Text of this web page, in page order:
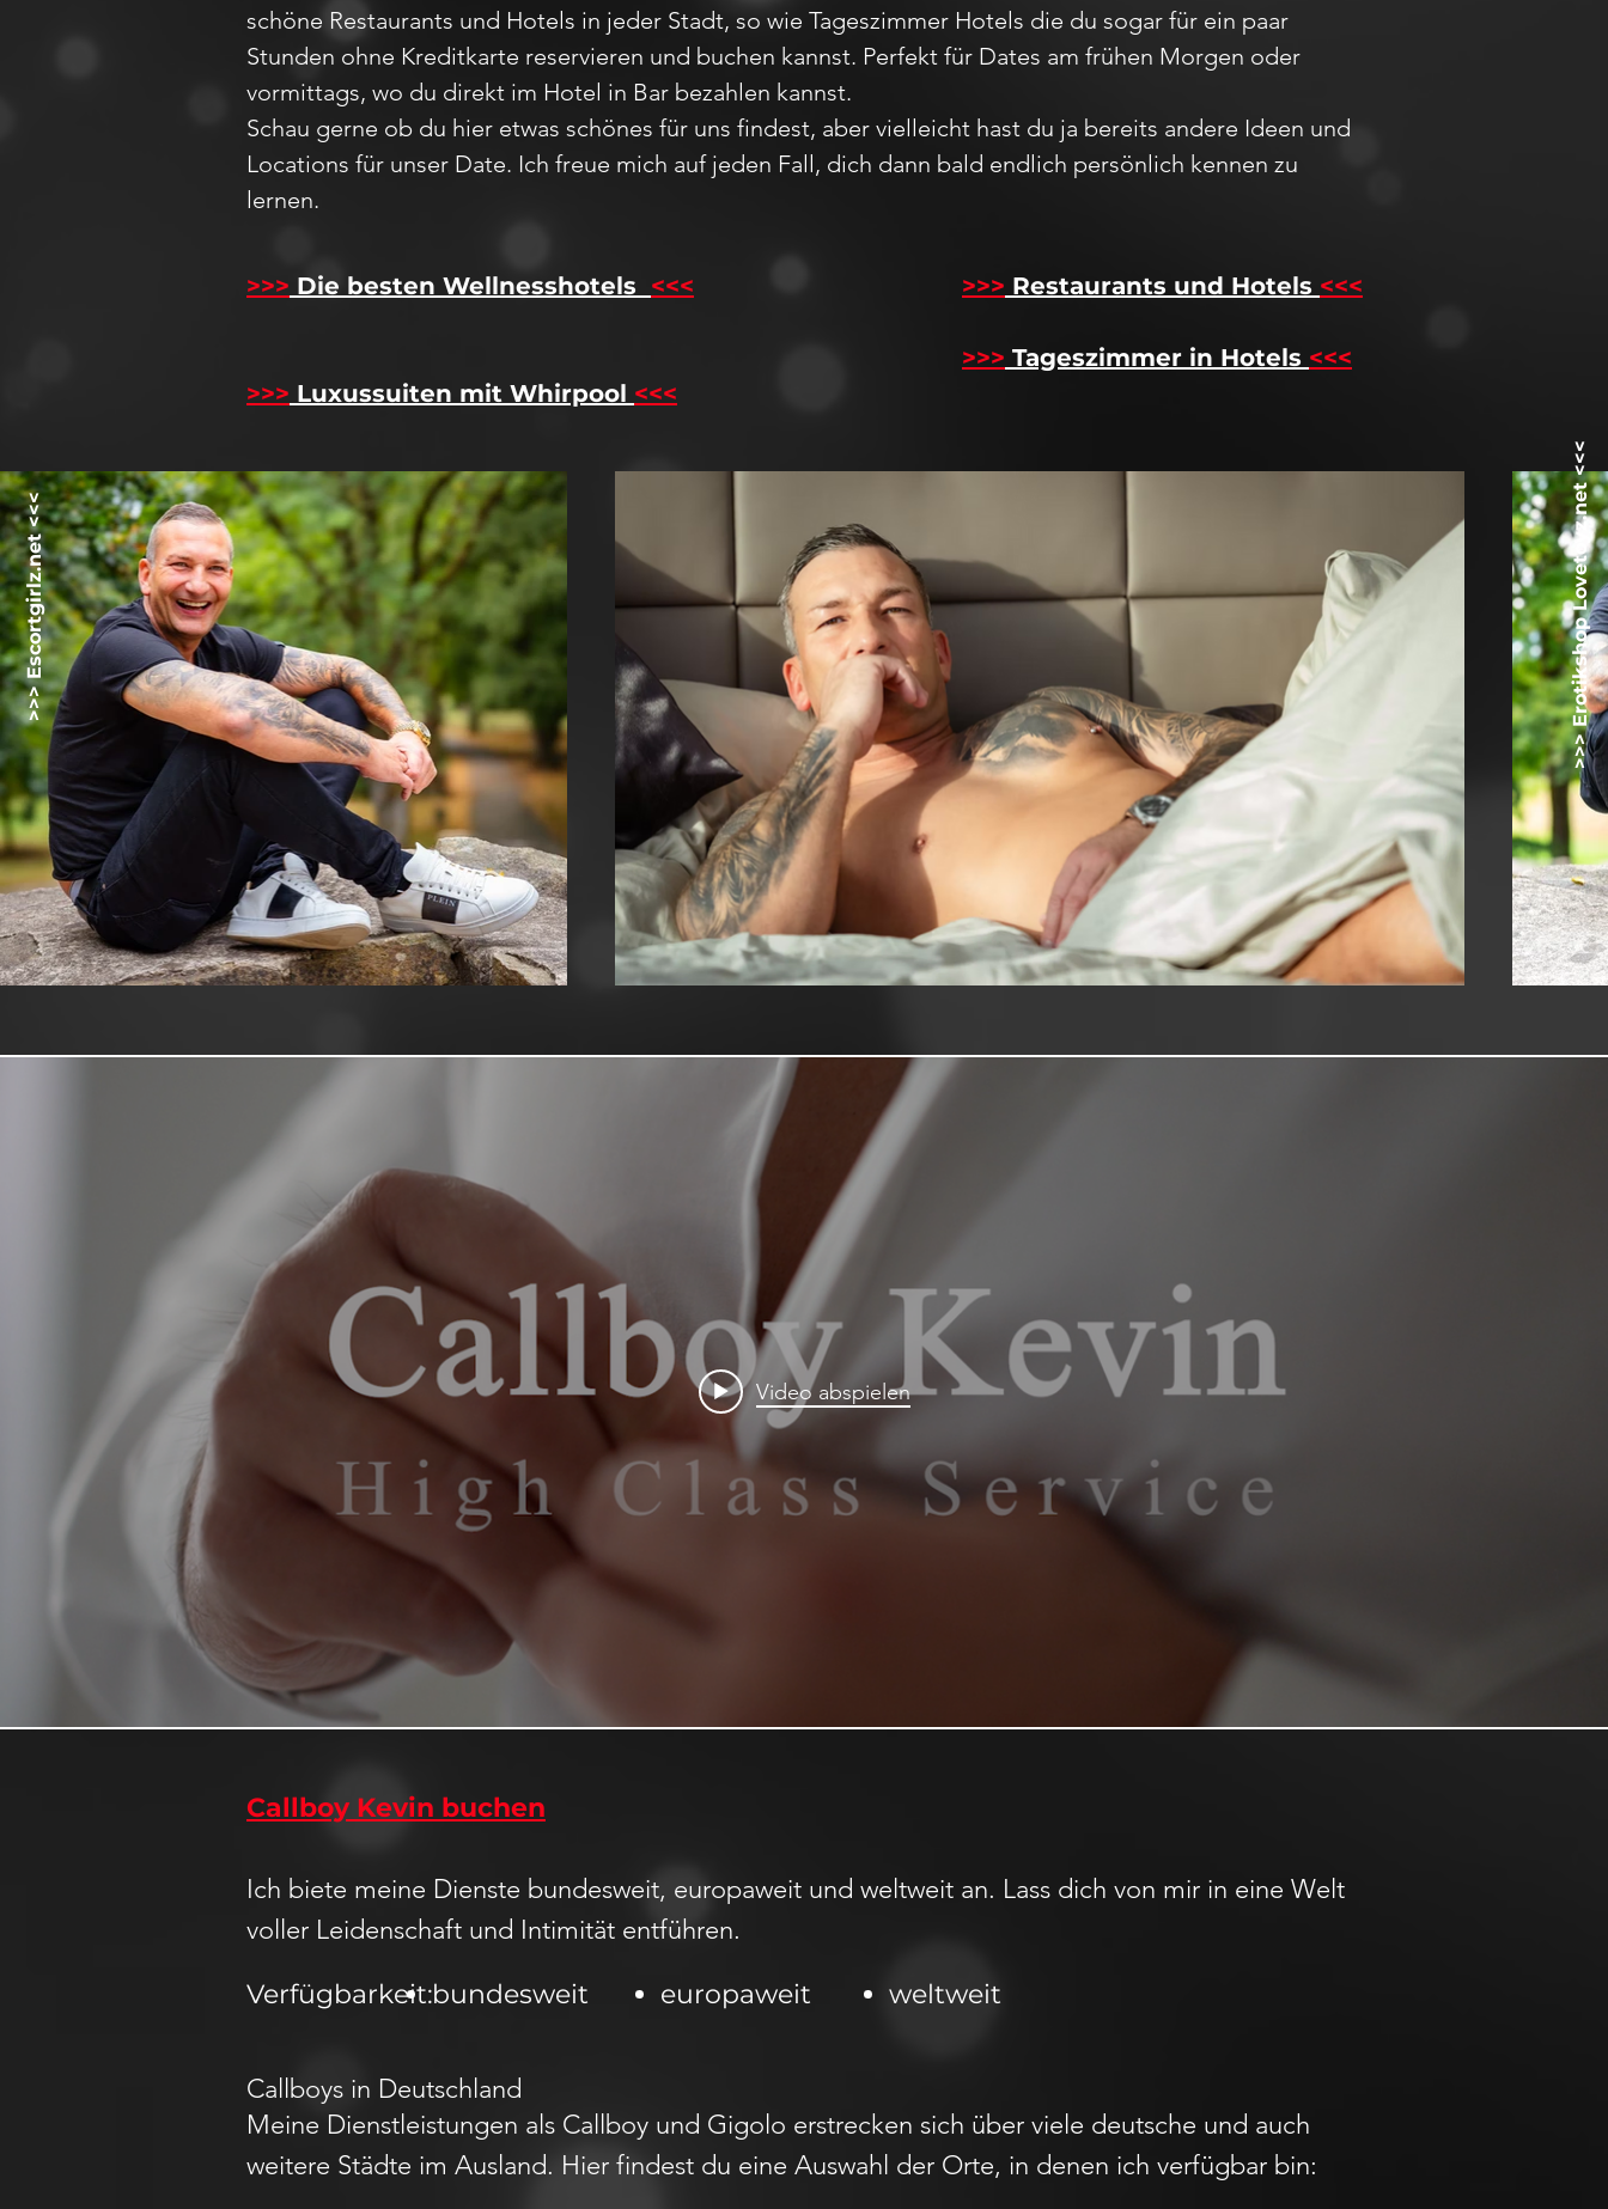
>>> Erotikshop Lovetoyz.net <<<
>>> Escortgirlz.net <<<
schöne Restaurants und Hotels in jeder Stadt, so wie Tageszimmer Hotels die du sogar für ein paar
Stunden ohne Kreditkarte reservieren und buchen kannst. Perfekt für Dates am frühen Morgen oder
vormittags, wo du direkt im Hotel in Bar bezahlen kannst.
Schau gerne ob du hier etwas schönes für uns findest, aber vielleicht hast du ja bereits andere Ideen und
Locations für unser Date. Ich freue mich auf jeden Fall, dich dann bald endlich persönlich kennen zu
lernen.
>>> Die besten Wellnesshotels <<<
>>> Luxussuiten mit Whirpool <<<
>>> Restaurants und Hotels <<<
>>> Tageszimmer in Hotels <<<
Video abspielen
Callboy Kevin buchen
Ich biete meine Dienste bundesweit, europaweit und weltweit an. Lass dich von mir in eine Welt
voller Leidenschaft und Intimität entführen.
europaweit
bundesweit
Verfügbarkeit: weltweit
Callboys in Deutschland
Meine Dienstleistungen als Callboy und Gigolo erstrecken sich über viele deutsche und auch
weitere Städte im Ausland. Hier findest du eine Auswahl der Orte, in denen ich verfügbar bin: